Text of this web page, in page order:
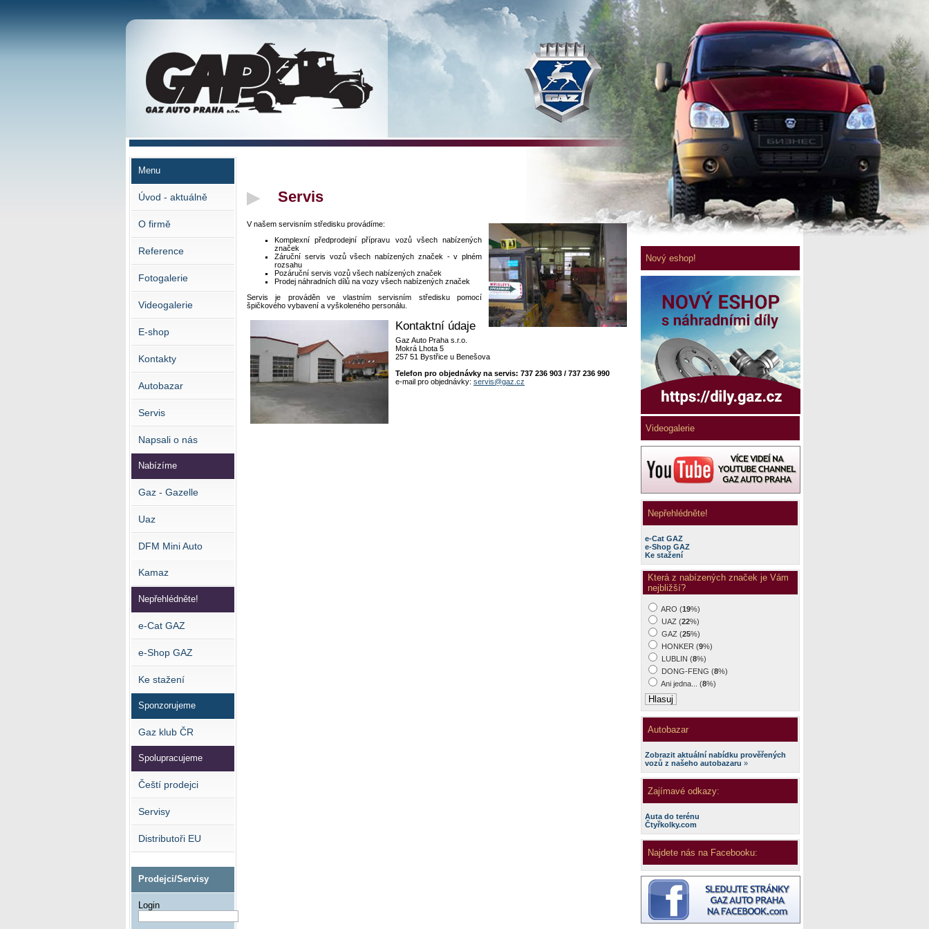
GAZ AUTO PRAHA s.r.o.
Menu
Úvod - aktuálně
O firmě
Reference
Fotogalerie
Videogalerie
E-shop
Kontakty
Autobazar
Servis
Napsali o nás
Nabízíme
Gaz - Gazelle
Uaz
DFM Mini Auto
Kamaz
Nepřehlédněte!
e-Cat GAZ
e-Shop GAZ
Ke stažení
Sponzorujeme
Gaz klub ČR
Spolupracujeme
Čeští prodejci
Servisy
Distributoři EU
Prodejci/Servisy
Login
Servis
V našem servisním středisku provádíme:
Komplexní předprodejní přípravu vozů všech nabízených
značek
Záruční servis vozů všech nabízených značek - v plném
rozsahu
Pozáruční servis vozů všech nabízených značek
Prodej náhradních dílů na vozy všech nabízených značek
Servis je prováděn ve vlastním servisním středisku pomocí
špičkového vybavení a vyškoleného personálu.
Kontaktní údaje
Gaz Auto Praha s.r.o.
Mokrá Lhota 5
257 51 Bystřice u Benešova
Telefon pro objednávky na servis: 737 236 903 / 737 236 990
e-mail pro objednávky: servis@gaz.cz
Nový eshop!
Videogalerie
Nepřehlédněte!
e-Cat GAZ
e-Shop GAZ
Ke stažení
Která z nabízených značek je Vám
nejbližší?
ARO (19%)
UAZ (22%)
GAZ (25%)
HONKER (9%)
LUBLIN (8%)
DONG-FENG (8%)
Ani jedna... (8%)
Autobazar
Zobrazit aktuální nabídku prověřených
vozů z našeho autobazaru »
Zajímavé odkazy:
Auta do terénu
Čtyřkolky.com
Najdete nás na Facebooku: